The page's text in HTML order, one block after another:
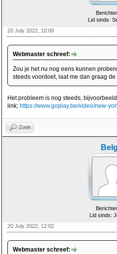
Lid sinds:
20 July 2022, 10:00
Webmaster schreef:
Zou je het nu nog eens kunnen
steeds voordoet, laat me dan graag
Het probleem is nog steeds,
link; https://www.goplay.be/video/new-
Zoek
Lid sinds:
20 July 2022, 12:02
Webmaster schreef: